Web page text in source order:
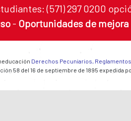
(571) 297 0200
- Oportunidades de mejora
Derechos Pecuniarios,
58 del 16 de septiembre de 1895 expedida